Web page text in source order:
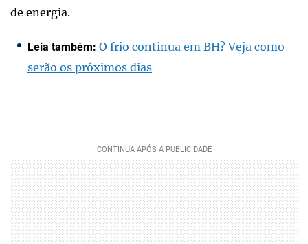
de energia.
Leia também: O frio continua em BH? Veja como
serão os próximos dias